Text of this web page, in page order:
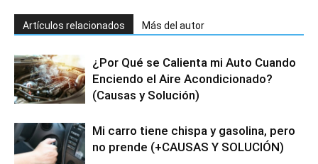
Artículos relacionados Más del autor
¿Por Qué se Calienta mi Auto Cuando
Enciendo el Aire Acondicionado?
(Causas y Solución)
Mi carro tiene chispa y gasolina, pero
no prende (+CAUSAS Y SOLUCIÓN)